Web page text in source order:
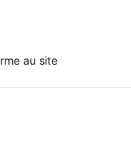
au site